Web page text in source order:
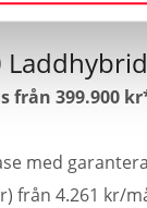
från 399.900
med
från 4.261 kr/